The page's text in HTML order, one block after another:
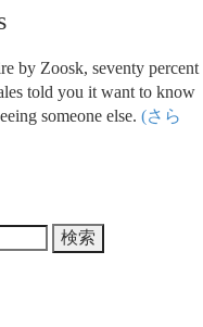
by Zoosk, seventy percent
told you it want to know
someone else. (さら